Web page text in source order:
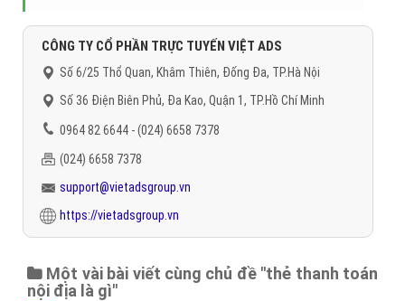
CÔNG TY CỔ PHẦN TRỰC TUYẾN VIỆT ADS
Số 6/25 Thổ Quan, Khâm Thiên, Đống Đa, TP.Hà Nội
Số 36 Điện Biên Phủ, Đa Kao, Quận 1, TP.Hồ Chí Minh
0964 82 6644 - (024) 6658 7378
(024) 6658 7378
support@vietadsgroup.vn
https://vietadsgroup.vn
Một vài bài viết cùng chủ đề "thẻ thanh toán
nội địa là gì"